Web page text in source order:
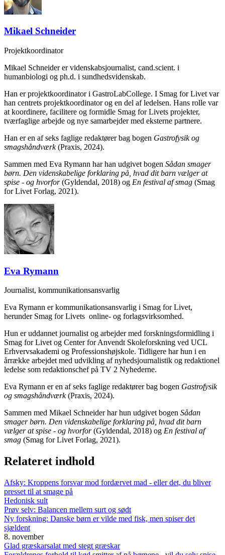
Mikael Schneider
Projektkoordinator
Mikael Schneider er videnskabsjournalist, cand.scient. i
humanbiologi og ph.d. i sundhedsvidenskab.
Han er projektkoordinator i GastroLabCollege. I Smag for Livet var
han centrets projektkoordinator og en del af ledelsen. Hans rolle var
at koordinere, facilitere og formidle Smag for Livets projekter,
tværfaglige arbejde og nye samarbejder med eksterne partnere.
Han er en af seks faglige redaktører bag bogen Gastrofysik og
smagshåndværk(Praxis, 2024).
Sammen med Eva Rymann har han udgivet bogen Sådan smager
børn. Den videnskabelige forklaring på, hvad dit barn vælger at
spise - og hvorfor(Gyldendal, 2018) og En festival af smag (Smag
for Livet Forlag, 2021).
Eva Rymann
Journalist, kommunikationsansvarlig
Eva Rymann er kommunikationsansvarlig i Smag for Livet,
herunder Smag for Livets online- og forlagsvirksomhed.
Hun er uddannet journalist og arbejder med forskningsformidling i
Smag for Livet og Center for Anvendt Skoleforskning ved UCL
Erhvervsakademi og Professionshøjskole. Tidligere har hun i en
årrække arbejdet med udvikling af nyhedsjournalistik og redaktionel
ledelse som redaktionschef på TV 2 Nyhederne.
Eva Rymann er en af seks faglige redaktører bag bogen Gastrofysik
og smagshåndværk(Praxis, 2024).
Sammen med Mikael Schneider har hun udgivet bogen Sådan
smager børn. Den videnskabelige forklaring på, hvad dit barn
vælger at spise - og hvorfor(Gyldendal, 2018) og En festival af
smag (Smag for Livet Forlag, 2021).
Relateret indhold
Afsky: Kroppens forsvar mod fordærvet mad - eller det, du bliver
presset til at smage på
Hedonisk sult
Prøv selv: Balancen mellem surt og sødt
Ny forskning: Danske børn er vilde med fisk, men spiser det
sjældent
8. november
Glad græskarsalat med stegt græskar